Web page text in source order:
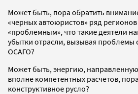
Может быть, пора обратить
«черных автоюристов» ряд регионов
«проблемным», что такие деятели
убытки отрасли, вызывая проблемы
ОСАГО?
Может быть, энергию,
вполне компетентных расчетов,
конструктивное русло?